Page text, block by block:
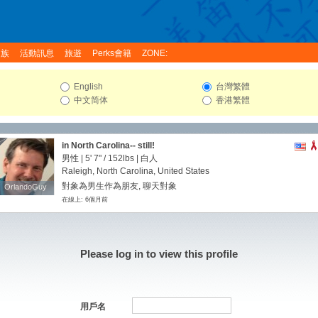
活動訊息 旅遊 Perks會籍 ZONE:
English
中文简体
台灣繁體
香港繁體
OrlandoGuy
OrlandoGuy
in North Carolina-- still!
男性 | 5' 7" / 152lbs | 白人
Raleigh, North Carolina, United States
對象為男生作為朋友, 聊天對象
在線上: 6個月前
Please log in to view this profile
用戶名